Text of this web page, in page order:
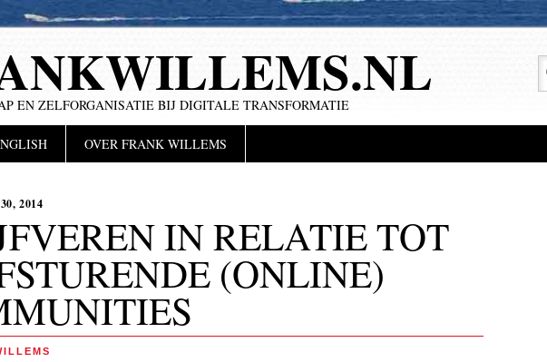
EN ZELFORGANISATIE BIJ DIGITALE TRANSFORMATIE
OVER FRANK WILLEMS
30, 2014
IN RELATIE TOT
(ONLINE)